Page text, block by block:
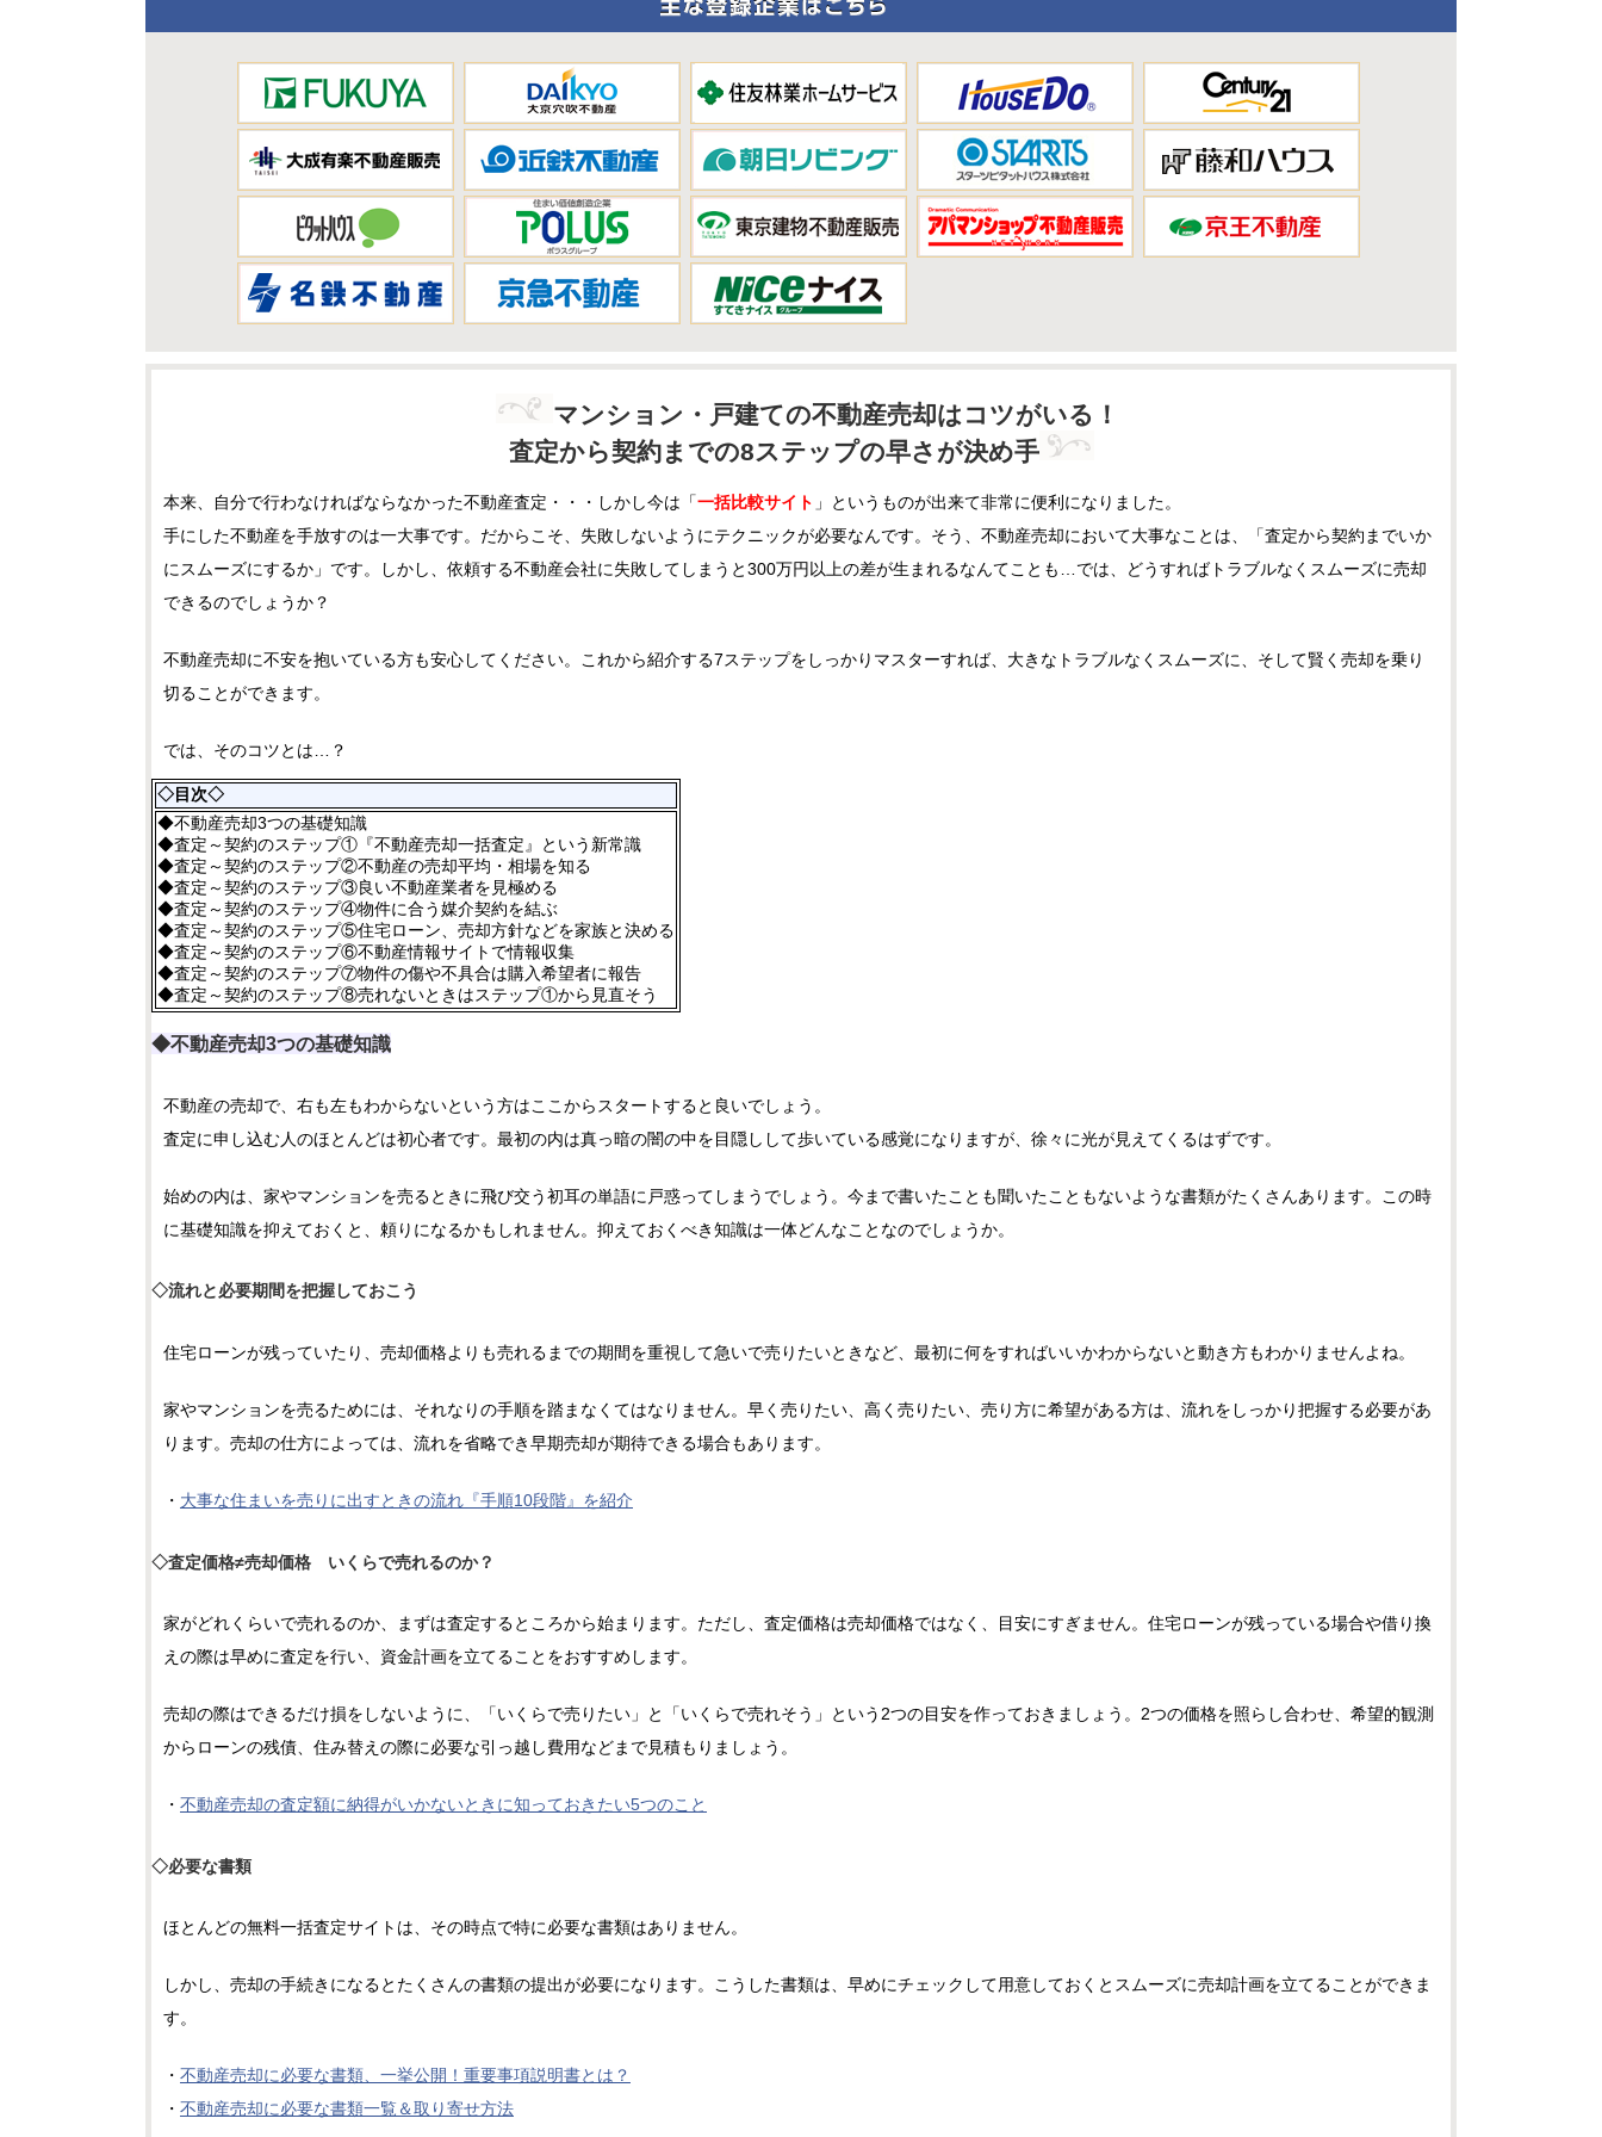
マンション・戸建ての不動産売却はコツがいる！
査定から契約までの8ステップの早さが決め手
本来、自分で行わなければならなかった不動産査定・・・しかし今は「一括比較サイト 」というものが出来て非常に便利になりました。
手にした不動産を手放すのは一大事です。だからこそ、失敗しないようにテクニックが必要なんです。そう、不動産売却において大事なことは、「査定から契約までいか
にスムーズにするか」です。しかし、依頼する不動産会社に失敗してしまうと300万円以上の差が生まれるなんてことも…では、どうすればトラブルなくスムーズに売却
できるのでしょうか？
不動産売却に不安を抱いている方も安心してください。これから紹介する7ステップをしっかりマスターすれば、大きなトラブルなくスムーズに、そして賢く売却を乗り
切ることができます。
では、そのコツとは…？
◇目次◇
◆不動産売却3つの基礎知識
◆査定～契約のステップ①『不動産売却一括査定』という新常識
◆査定～契約のステップ②不動産の売却平均・相場を知る
◆査定～契約のステップ③良い不動産業者を見極める
◆査定～契約のステップ④物件に合う媒介契約を結ぶ
◆査定～契約のステップ⑤住宅ローン、売却方針などを家族と決める
◆査定～契約のステップ⑥不動産情報サイトで情報収集
◆査定～契約のステップ⑦物件の傷や不具合は購入希望者に報告
◆査定～契約のステップ⑧売れないときはステップ①から見直そう
◆不動産売却3つの基礎知識
不動産の売却で、右も左もわからないという方はここからスタートすると良いでしょう。
査定に申し込む人のほとんどは初心者です。最初の内は真っ暗の闇の中を目隠しして歩いている感覚になりますが、徐々に光が見えてくるはずです。
始めの内は、家やマンションを売るときに飛び交う初耳の単語に戸惑ってしまうでしょう。今まで書いたことも聞いたこともないような書類がたくさんあります。この時
に基礎知識を抑えておくと、頼りになるかもしれません。抑えておくべき知識は一体どんなことなのでしょうか。
◇流れと必要期間を把握しておこう
住宅ローンが残っていたり、売却価格よりも売れるまでの期間を重視して急いで売りたいときなど、最初に何をすればいいかわからないと動き方もわかりませんよね。
家やマンションを売るためには、それなりの手順を踏まなくてはなりません。早く売りたい、高く売りたい、売り方に希望がある方は、流れをしっかり把握する必要があ
ります。売却の仕方によっては、流れを省略でき早期売却が期待できる場合もあります。
・ 大事な住まいを売りに出すときの流れ『手順10段階』を紹介
◇査定価格≠売却価格 いくらで売れるのか？
家がどれくらいで売れるのか、まずは査定するところから始まります。ただし、査定価格は売却価格ではなく、目安にすぎません。住宅ローンが残っている場合や借り換
えの際は早めに査定を行い、資金計画を立てることをおすすめします。
売却の際はできるだけ損をしないように、「いくらで売りたい」と「いくらで売れそう」という2つの目安を作っておきましょう。2つの価格を照らし合わせ、希望的観測
からローンの残債、住み替えの際に必要な引っ越し費用などまで見積もりましょう。
・ 不動産売却の査定額に納得がいかないときに知っておきたい5つのこと
◇必要な書類
ほとんどの無料一括査定サイトは、その時点で特に必要な書類はありません。
しかし、売却の手続きになるとたくさんの書類の提出が必要になります。こうした書類は、早めにチェックして用意しておくとスムーズに売却計画を立てることができま
す。
・ 不動産売却に必要な書類、一挙公開！重要事項説明書とは？
・ 不動産売却に必要な書類一覧＆取り寄せ方法